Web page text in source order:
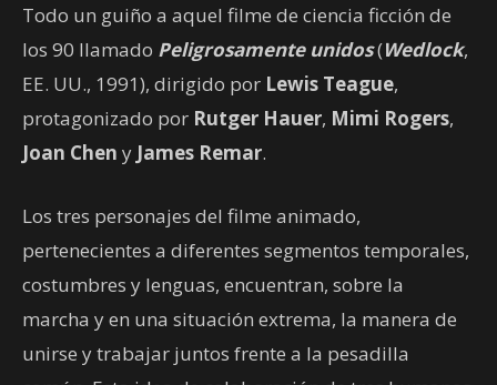
Todo un guiño a aquel filme de ciencia ficción de
los 90 llamado Peligrosamente unidos(Wedlock,
EE. UU., 1991), dirigido por Lewis Teague,
protagonizado por Rutger Hauer, Mimi Rogers,
Joan Chen y James Remar.
Los tres personajes del filme animado,
pertenecientes a diferentes segmentos temporales,
costumbres y lenguas, encuentran, sobre la
marcha y en una situación extrema, la manera de
unirse y trabajar juntos frente a la pesadilla